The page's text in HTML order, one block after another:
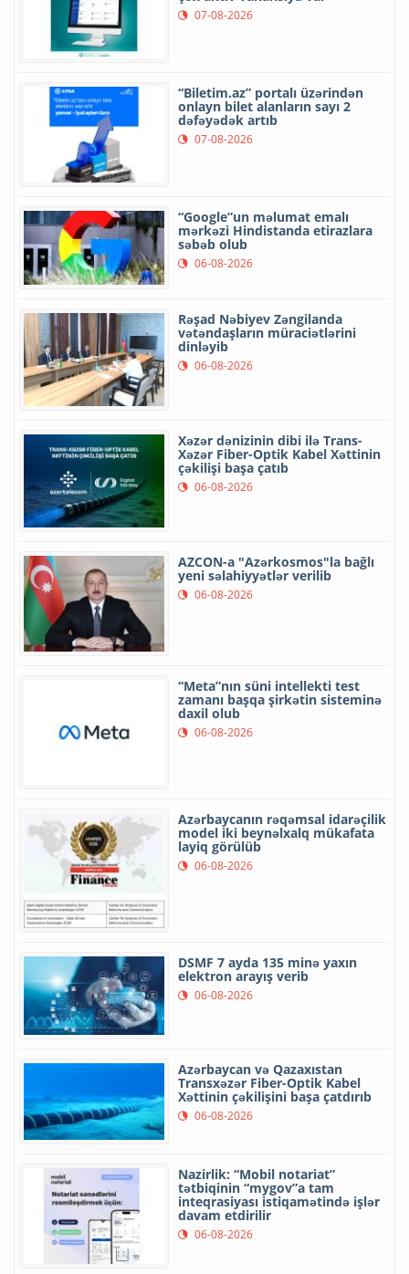
07-08-2026
“Biletim.az” portalı üzərindən
onlayn bilet alanların sayı 2
dəfəyədək artıb
07-08-2026
“Google”un məlumat emalı
mərkəzi Hindistanda etirazlara
səbəb olub
06-08-2026
Rəşad Nəbiyev Zəngilanda
vətəndaşların müraciətlərini
dinləyib
06-08-2026
Xəzər dənizinin dibi ilə Trans-
Xəzər Fiber-Optik Kabel Xəttinin
çəkilişi başa çatıb
06-08-2026
AZCON-a "Azərkosmos"la bağlı
yeni səlahiyyətlər verilib
06-08-2026
“Meta”nın süni intellekti test
zamanı başqa şirkətin sisteminə
daxil olub
06-08-2026
Azərbaycanın rəqəmsal idarəçilik
model iki beynəlxalq mükafata
layiq görülüb
06-08-2026
DSMF 7 ayda 135 minə yaxın
elektron arayış verib
06-08-2026
Azərbaycan və Qazaxıstan
Transxəzər Fiber-Optik Kabel
Xəttinin çəkilişini başa çatdırıb
06-08-2026
Nazirlik: “Mobil notariat”
tətbiqinin “mygov”a tam
inteqrasiyası istiqamətində işlər
davam etdirilir
06-08-2026